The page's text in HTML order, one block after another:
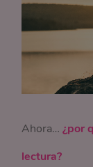
Ahora…¿por
lectura?